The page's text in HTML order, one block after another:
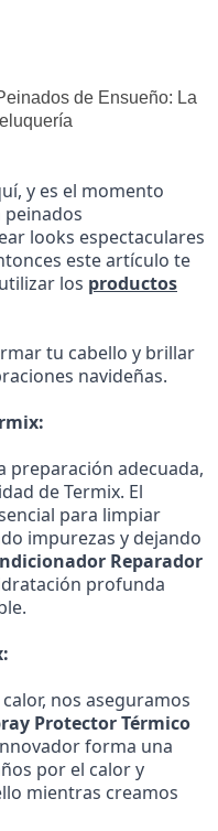
de Ensueño: La
y es el momento
looks espectaculares
este artículo te
los productos
tu cabello y brillar
navideñas.
preparación adecuada,
de Termix. El
para limpiar
impurezas y dejando
Reparador
profunda
nos aseguramos
Protector Térmico
forma una
por el calor y
mientras creamos